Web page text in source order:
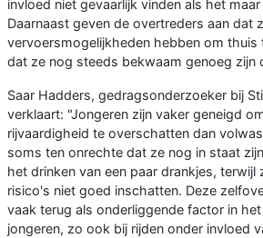
invloed niet gevaarlijk vinden als het
Daarnaast geven de overtreders aan dat
vervoersmogelijkheden hebben om thuis
dat ze nog steeds bekwaam genoeg zijn
Saar Hadders, gedragsonderzoeker bij
verklaart: "Jongeren zijn vaker geneigd
rijvaardigheid te overschatten dan
soms ten onrechte dat ze nog in staat
het drinken van een paar drankjes, terwijl
risico's niet goed inschatten. Deze
vaak terug als onderliggende factor in
jongeren, zo ook bij rijden onder invloed